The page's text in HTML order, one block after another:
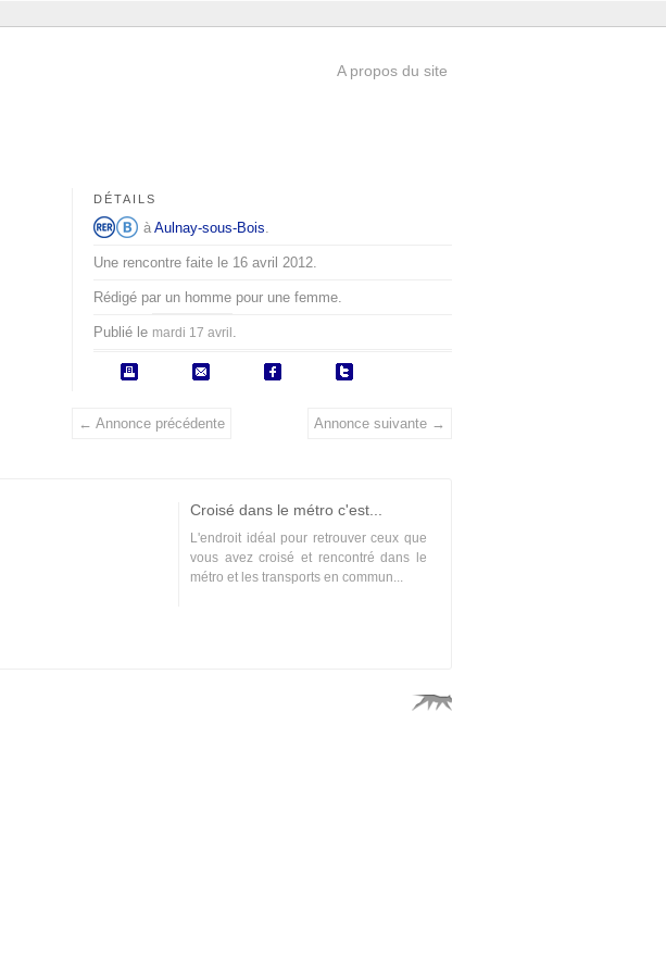
A propos du site
DÉTAILS
à Aulnay-sous-Bois.
Une rencontre faite le 16 avril 2012.
Rédigé par un homme pour une femme.
Publié le mardi 17 avril .
← Annonce précédente Annonce suivante →
Croisé dans le métro c'est...
L'endroit idéal pour retrouver ceux que
vous avez croisé et rencontré dans le
métro et les transports en commun...